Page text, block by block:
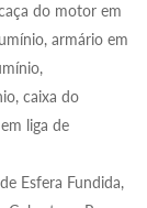
do motor em
armário em
caixa do
liga de
Esfera Fundida,